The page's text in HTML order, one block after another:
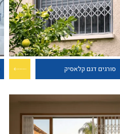
סורגים דגם קלאסיק